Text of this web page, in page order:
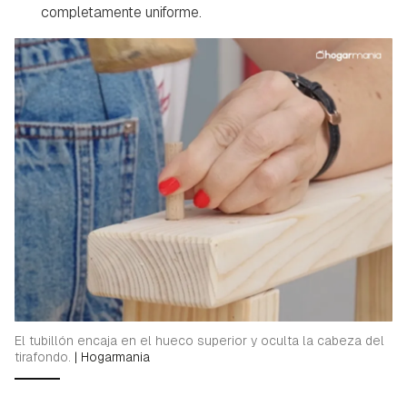
Guardar como favorito
Para poder guardar como favorito, primero has de
iniciar sesión con tu cuenta de Hogarmanía.
INICIAR SESIÓN CANCELAR
completamente uniforme.
El tubillón encaja en el hueco superior y oculta la cabeza del
tirafondo. | Hogarmania
Contenido enviado
Gracias por suscribirte a nuestro boletín.
ACEPTAR